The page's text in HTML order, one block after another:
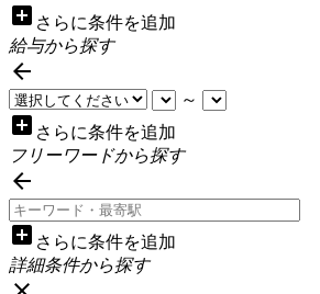
add_box さらに条件を追加
給与から探す

～
add_box さらに条件を追加
フリーワードから探す

add_box さらに条件を追加
詳細条件から探す